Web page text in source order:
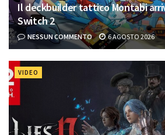
Il deckbuilder tattico Montabi
Switch 2
NESSUN COMMENTO 6 AGOSTO 2026
VIDEO